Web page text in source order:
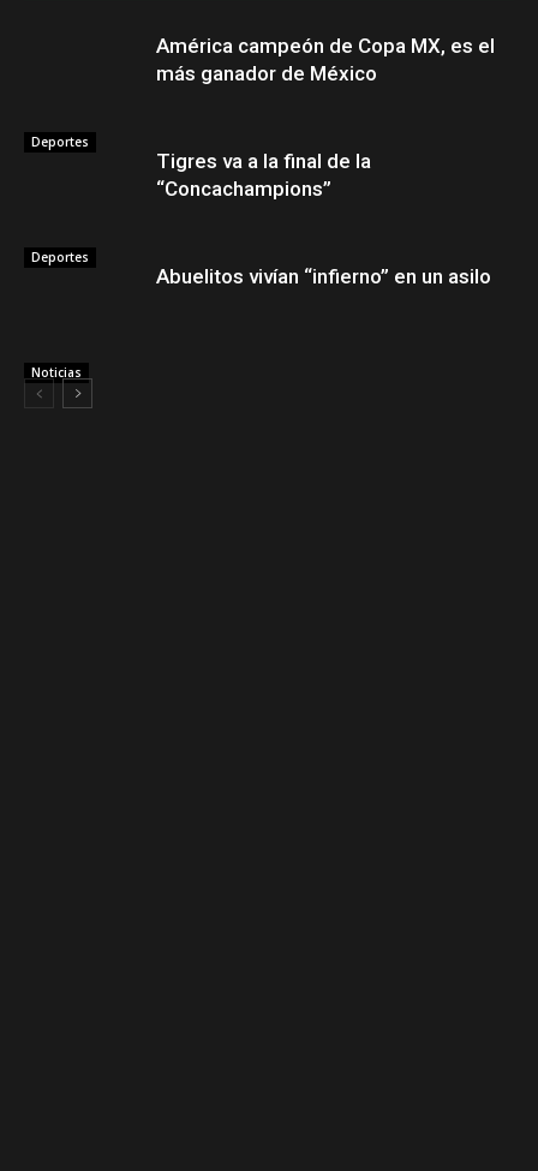
Deportes
América campeón de Copa MX, es el
más ganador de México
Deportes
Tigres va a la final de la
“Concachampions”
Noticias
Abuelitos vivían “infierno” en un asilo